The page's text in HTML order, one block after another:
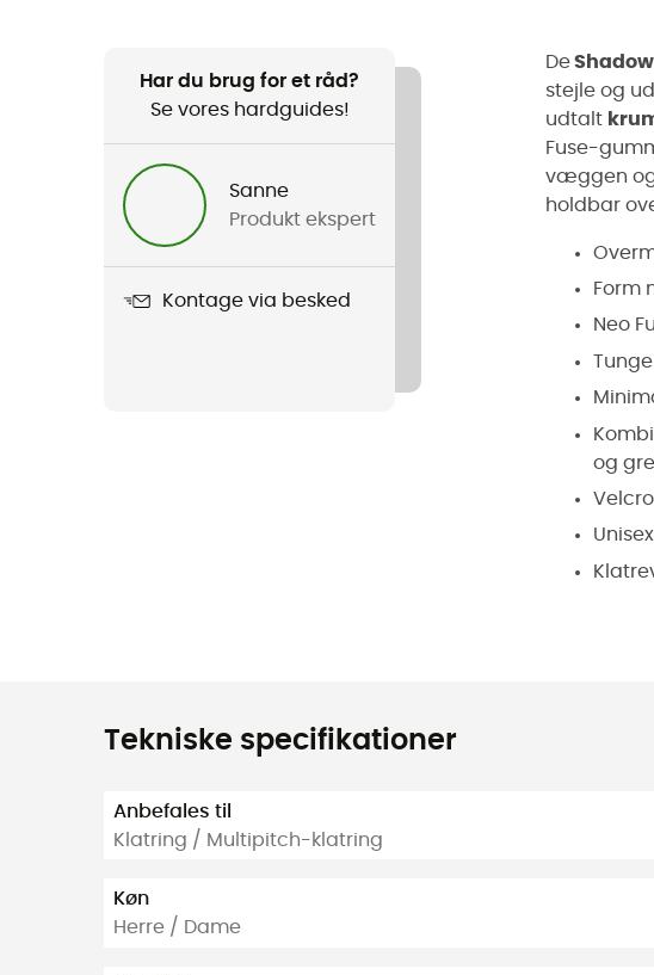
Har du brug for et råd?
Se vores hardguides!
Sanne
Produkt ekspert
Kontage via besked
De
stejle og
udtalt
Fuse-
væggen
holdbar
Form
Neo
og
Unisex
Tekniske specifikationer
Anbefales til
Klatring / Multipitch-klatring
Køn
Herre / Dame